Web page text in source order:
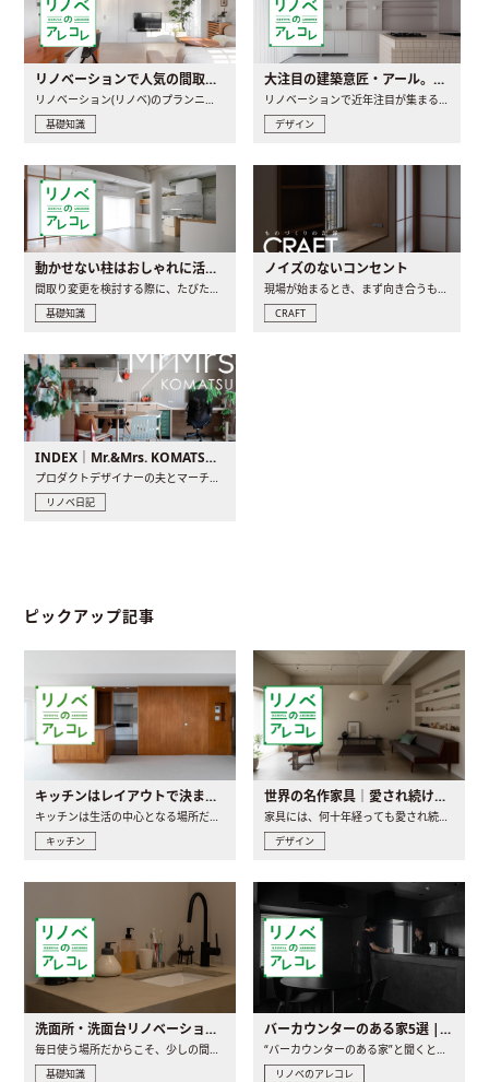
リノベーションで人気の間取りとは？トレンドの間取りと実例を徹底解説
基礎知識
大注目の建築意匠・アール。人気の理由と空間に取り入れるポイント
デザイン
動かせない柱はおしゃれに活用！柱を魅せるリノベーション(リノベ)4選
基礎知識
ノイズのないコンセント
CRAFT
INDEX｜Mr.&Mrs. KOMATSU renovation diary
リノベ日記
ピックアップ記事
キッチンはレイアウトで決まる。後悔しないための考え方と選び方
キッチンは生活の中心となる場所だからこそ、家の中のどこに置..
キッチン
世界の名作家具｜愛され続ける理由と一生モノとの出会い方
家具には、何十年経っても愛され続ける「名作」と呼ばれるもの..
デザイン
洗面所・洗面台リノベーションの事例と間取りアイデア
基礎知識
バーカウンターのある家5選 | 日常に馴染む“距離の近い”キッチンとは
リノベのアレコレ